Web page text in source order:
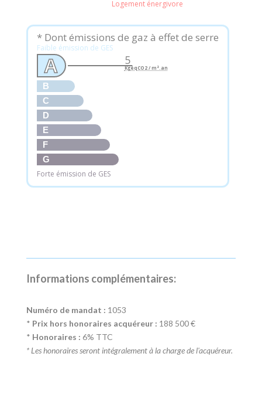
Logement énergivore
* Dont émissions de gaz à effet de serre
Faible émission de GES
A
B
C
D
E
F
G
Forte émission de GES
5
KgéqCO2 / m².an
Informations complémentaires:
Numéro de mandat : 1053
* Prix hors honoraires acquéreur : 188 500 €
* Honoraires : 6% TTC
* Les honoraires seront intégralement à la charge de l'acquéreur.